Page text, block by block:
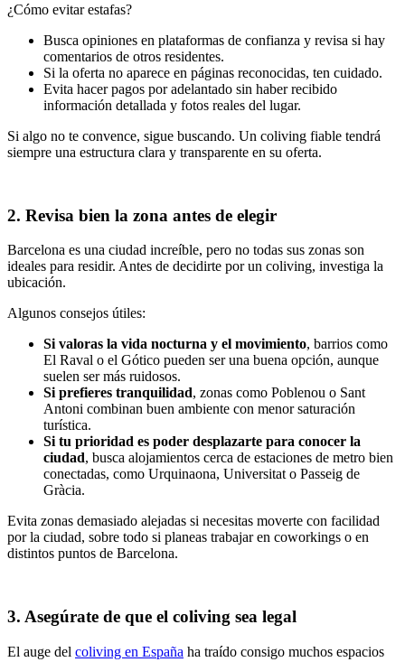
¿Cómo evitar estafas?
Busca opiniones en plataformas de confianza y revisa si hay
comentarios de otros residentes.
Si la oferta no aparece en páginas reconocidas, ten cuidado.
Evita hacer pagos por adelantado sin haber recibido
información detallada y fotos reales del lugar.
Si algo no te convence, sigue buscando. Un coliving fiable tendrá
siempre una estructura clara y transparente en su oferta.
2. Revisa bien la zona antes de elegir
Barcelona es una ciudad increíble, pero no todas sus zonas son
ideales para residir. Antes de decidirte por un coliving, investiga la
ubicación.
Algunos consejos útiles:
Si valoras la vida nocturna y el movimiento, barrios como
El Raval o el Gótico pueden ser una buena opción, aunque
suelen ser más ruidosos.
Si prefieres tranquilidad, zonas como Poblenou o Sant
Antoni combinan buen ambiente con menor saturación
turística.
Si tu prioridad es poder desplazarte para conocer la
ciudad, busca alojamientos cerca de estaciones de metro bien
conectadas, como Urquinaona, Universitat o Passeig de
Gràcia.
Evita zonas demasiado alejadas si necesitas moverte con facilidad
por la ciudad, sobre todo si planeas trabajar en coworkings o en
distintos puntos de Barcelona.
3. Asegúrate de que el coliving sea legal
El auge del coliving en España ha traído consigo muchos espacios